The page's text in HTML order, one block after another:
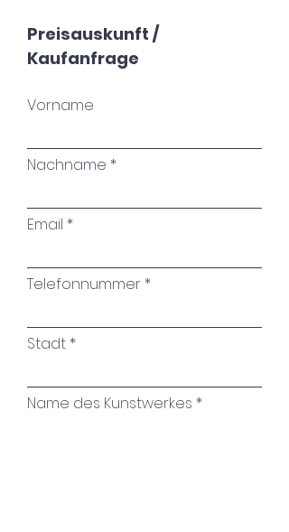
Preisauskunft /
Kaufanfrage
Vorname
Nachname
Email
Telefonnummer
Stadt
Name des Kunstwerkes